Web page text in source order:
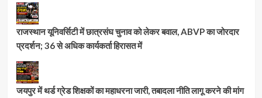
राजस्थान यूनिवर्सिटी में छात्रसंघ चुनाव को लेकर बवाल, ABVP का जोरदार
प्रदर्शन; 36 से अधिक कार्यकर्ता हिरासत में
जयपुर में थर्ड ग्रेड शिक्षकों का महाधरना जारी, तबादला नीति लागू करने की मांग